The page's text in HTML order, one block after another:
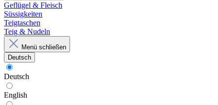
Geflügel & Fleisch
Süssigkeiten
Teigtaschen
Teig & Nudeln
Menü schließen
Deutsch
Deutsch
English